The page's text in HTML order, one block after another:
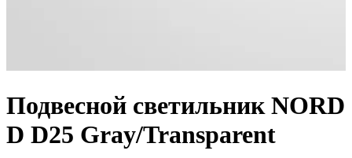
Подвесной светильник NORD
D D25 Gray/Transparent